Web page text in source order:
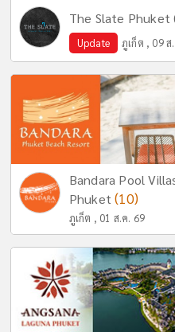
The Slate Phuket
Update ภูเก็ต , 09 ส
Bandara Pool
Phuket(10)
ภูเก็ต , 01 ส.ค. 69